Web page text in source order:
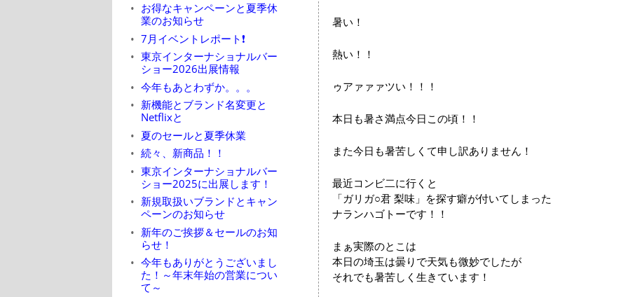
お得なキャンペーンと夏季休
業のお知らせ
7月イベントレポート❗
東京インターナショナルバー
ショー2026出展情報
今年もあとわずか。。。
新機能とブランド名変更と
Netflixと
夏のセールと夏季休業
続々、新商品！！
東京インターナショナルバー
ショー2025に出展します！
新規取扱いブランドとキャン
ペーンのお知らせ
新年のご挨拶＆セールのお知
らせ！
今年もありがとうございまし
た！～年末年始の営業につい
て～
暑い！
熱い！！
ゥアァァァツい！！！
本日も暑さ満点今日この頃！！
また今日も暑苦しくて申し訳ありません！
最近コンビ二に行くと
「ガリガ○君 梨味」を探す癖が付いてしまった
ナランハゴトーです！！
まぁ実際のとこは
本日の埼玉は曇りで天気も微妙でしたが
それでも暑苦しく生きています！